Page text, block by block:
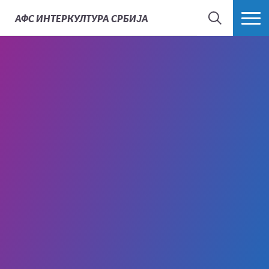
АФСИНТЕРКУЛТУРА СРБИЈА
ТРАЖИ ВИШЕ